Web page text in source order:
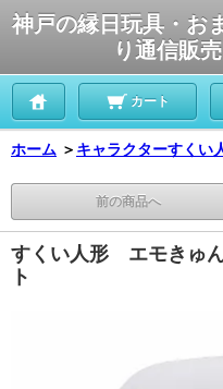
神戸の縁日玩具・お
り通信販
カート
ホーム ＞ キャラクターすくい
前の商品へ
すくい人形 エモきゅ
ト